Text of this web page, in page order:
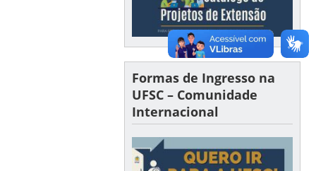
Formas de Ingresso na
UFSC – Comunidade
Internacional